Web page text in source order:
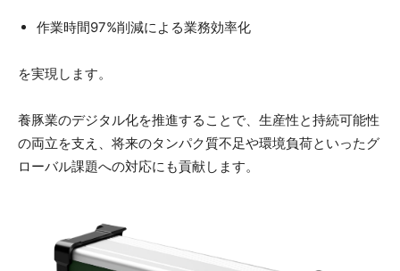
作業時間97%削減による業務効率化
を実現します。
養豚業のデジタル化を推進することで、生産性と持続可能性
の両立を支え、将来のタンパク質不足や環境負荷といったグ
ローバル課題への対応にも貢献します。